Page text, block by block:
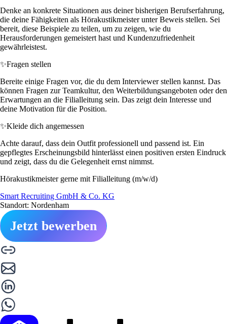
Denke an konkrete Situationen aus deiner bisherigen Berufserfahrung,
die deine Fähigkeiten als Hörakustikmeister unter Beweis stellen. Sei
bereit, diese Beispiele zu teilen, um zu zeigen, wie du
Herausforderungen gemeistert hast und Kundenzufriedenheit
gewährleistest.
✨Fragen stellen
Bereite einige Fragen vor, die du dem Interviewer stellen kannst. Das
können Fragen zur Teamkultur, den Weiterbildungsangeboten oder den
Erwartungen an die Filialleitung sein. Das zeigt dein Interesse und
deine Motivation für die Position.
✨Kleide dich angemessen
Achte darauf, dass dein Outfit professionell und passend ist. Ein
gepflegtes Erscheinungsbild hinterlässt einen positiven ersten Eindruck
und zeigt, dass du die Gelegenheit ernst nimmst.
Hörakustikmeister gerne mit Filialleitung (m/w/d)
Smart Recruiting GmbH & Co. KG
Standort: Nordenham
Jetzt bewerben